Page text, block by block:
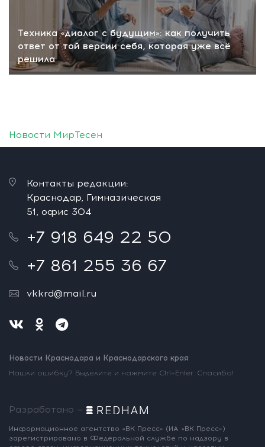
Техника «диалог с будущим»: как получить
ответ от той версии себя, которая уже всё
решила
Новости МирТесен
Контакты редакции:
Краснодар, Гимназическая
51, офис 304
+7 918 649 22 50
+7 861 255 36 67
vkkrd@mail.ru
Новости Краснодара и Краснодарского края
Нашли ошибку? Выделите и нажмите Ctrl+Enter. Спасибо!
Разработано —
Информационное агентство «ВК Пресс» (ИА «ВК Пресс»)
зарегистрировано в Федеральной службе по надзору в